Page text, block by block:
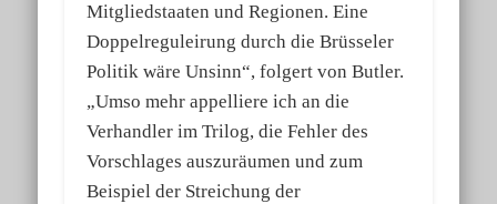
Mitgliedstaaten und Regionen. Eine
Doppelreguleirung durch die Brüsseler
Politik wäre Unsinn“, folgert von Butler.
„Umso mehr appelliere ich an die
Verhandler im Trilog, die Fehler des
Vorschlages auszuräumen und zum
Beispiel der Streichung der